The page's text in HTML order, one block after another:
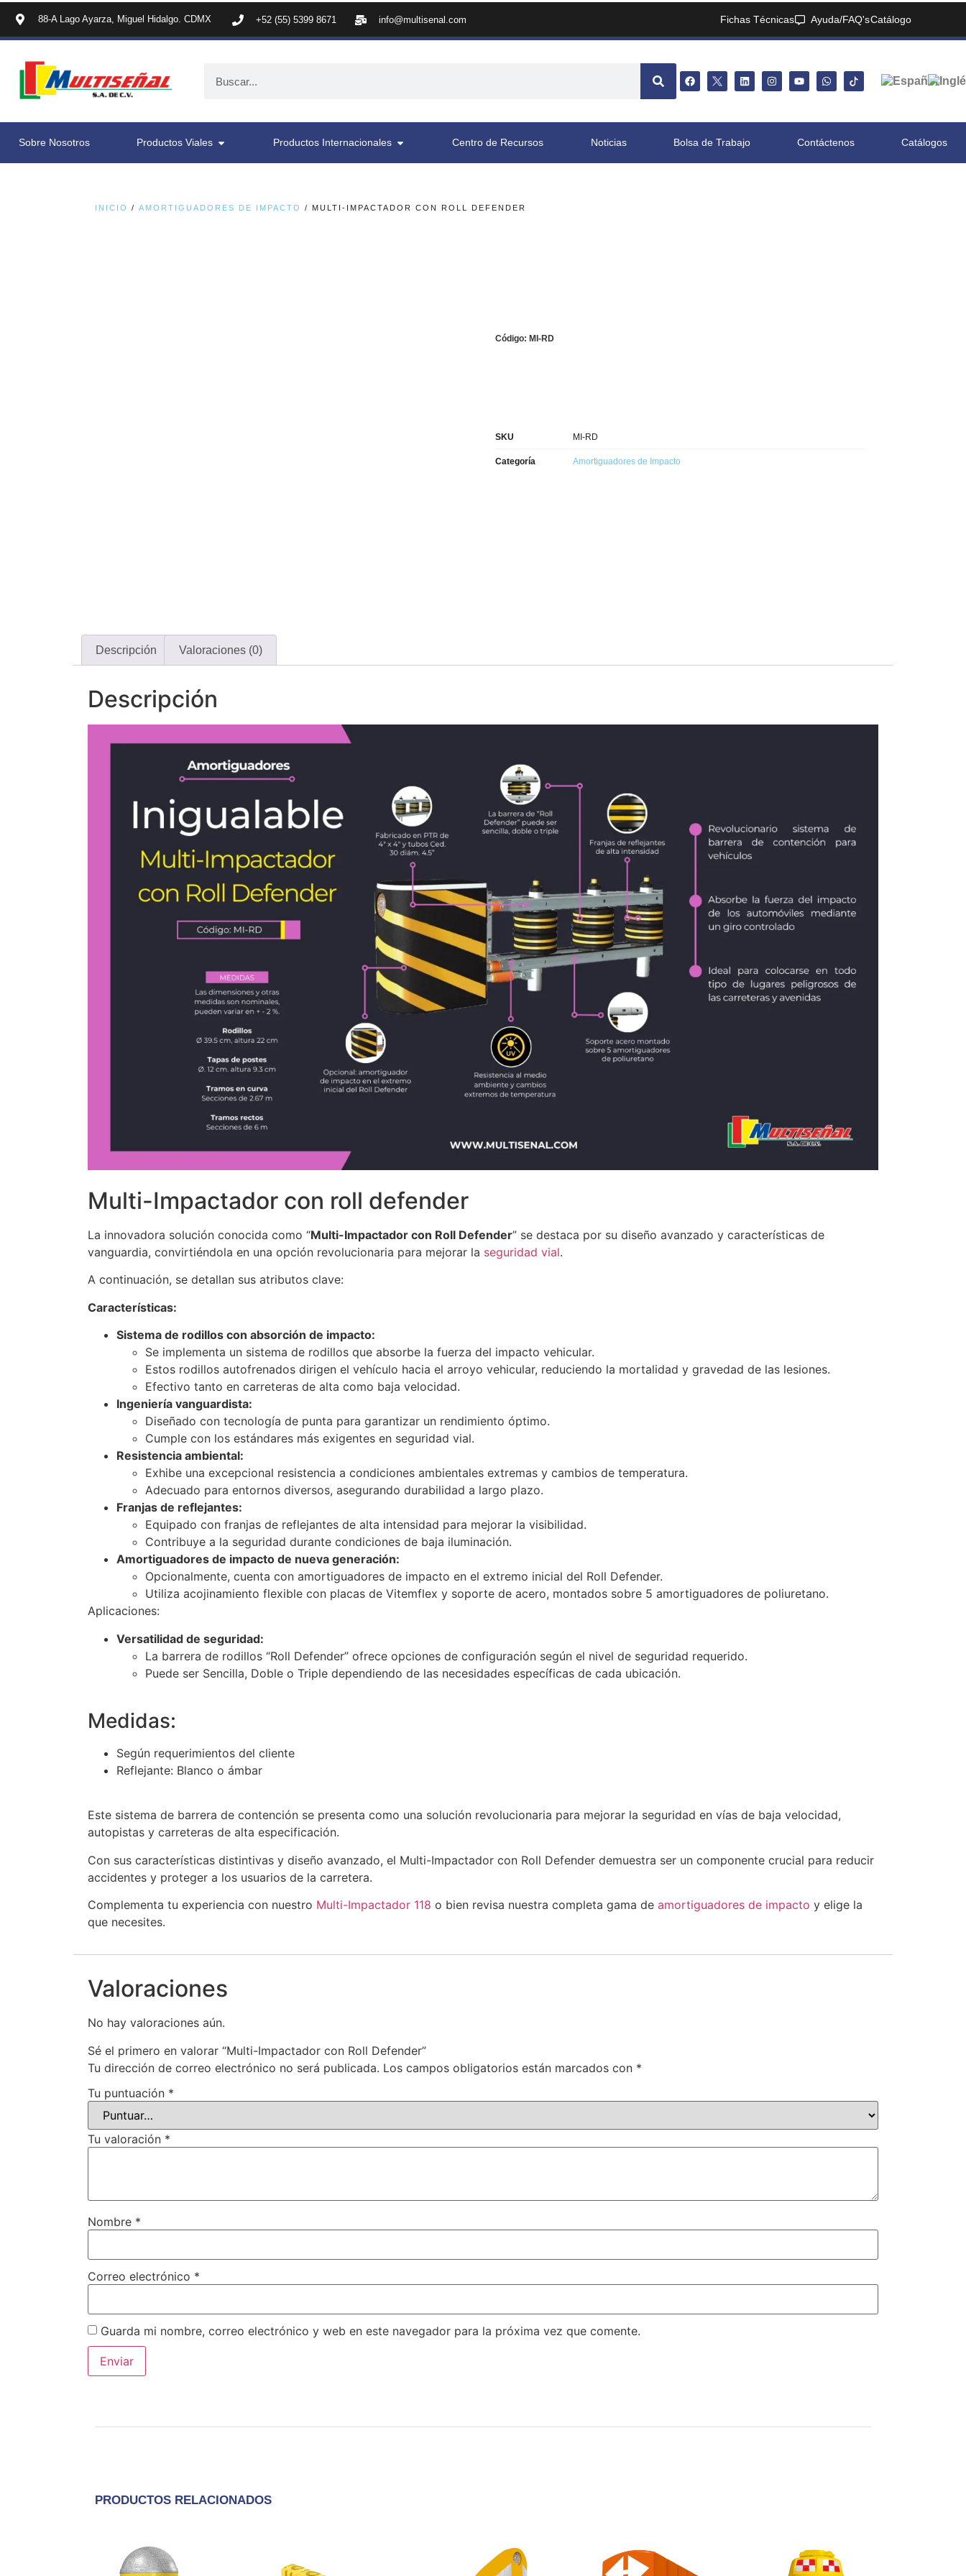
88-A Lago Ayarza, Miguel Hidalgo. CDMX +52 (55) 5399 8671 info@multisenal.com Fichas Técnicas Ayuda/FAQ'sCatálogo
Sobre Nosotros Productos Viales Productos Internacionales Centro de Recursos Noticias Bolsa de Trabajo Contáctenos Catálogos
INICIO / AMORTIGUADORES DE IMPACTO / MULTI-IMPACTADOR CON ROLL DEFENDER
Código: MI-RD
SKU MI-RD
Categoría Amortiguadores de Impacto
Descripción Valoraciones (0)
Descripción
Multi-Impactador con roll defender
La innovadora solución conocida como “Multi-Impactador con Roll Defender” se destaca por su diseño avanzado y características de
vanguardia, convirtiéndola en una opción revolucionaria para mejorar la seguridad vial.
A continuación, se detallan sus atributos clave:
Características:
Sistema de rodillos con absorción de impacto:
Se implementa un sistema de rodillos que absorbe la fuerza del impacto vehicular.
Estos rodillos autofrenados dirigen el vehículo hacia el arroyo vehicular, reduciendo la mortalidad y gravedad de las lesiones.
Efectivo tanto en carreteras de alta como baja velocidad.
Ingeniería vanguardista:
Diseñado con tecnología de punta para garantizar un rendimiento óptimo.
Cumple con los estándares más exigentes en seguridad vial.
Resistencia ambiental:
Exhibe una excepcional resistencia a condiciones ambientales extremas y cambios de temperatura.
Adecuado para entornos diversos, asegurando durabilidad a largo plazo.
Franjas de reflejantes:
Equipado con franjas de reflejantes de alta intensidad para mejorar la visibilidad.
Contribuye a la seguridad durante condiciones de baja iluminación.
Amortiguadores de impacto de nueva generación:
Opcionalmente, cuenta con amortiguadores de impacto en el extremo inicial del Roll Defender.
Utiliza acojinamiento flexible con placas de Vitemflex y soporte de acero, montados sobre 5 amortiguadores de poliuretano.
Aplicaciones:
Versatilidad de seguridad:
La barrera de rodillos “Roll Defender” ofrece opciones de configuración según el nivel de seguridad requerido.
Puede ser Sencilla, Doble o Triple dependiendo de las necesidades específicas de cada ubicación.
Medidas:
Según requerimientos del cliente
Reflejante: Blanco o ámbar
Este sistema de barrera de contención se presenta como una solución revolucionaria para mejorar la seguridad en vías de baja velocidad,
autopistas y carreteras de alta especificación.
Con sus características distintivas y diseño avanzado, el Multi-Impactador con Roll Defender demuestra ser un componente crucial para reducir
accidentes y proteger a los usuarios de la carretera.
Complementa tu experiencia con nuestro Multi-Impactador 118 o bien revisa nuestra completa gama de amortiguadores de impacto y elige la
que necesites.
Valoraciones
No hay valoraciones aún.
Sé el primero en valorar “Multi-Impactador con Roll Defender”
Tu dirección de correo electrónico no será publicada. Los campos obligatorios están marcados con *
Tu puntuación *
Tu valoración *
Nombre *
Correo electrónico *
Guarda mi nombre, correo electrónico y web en este navegador para la próxima vez que comente.
PRODUCTOS RELACIONADOS